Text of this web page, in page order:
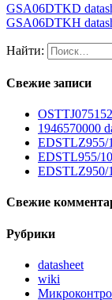
GSA06DTKD
GSA06DTKH
Найти:
Свежие записи
1946570000
EDSTLZ955/
EDSTL955/
EDSTLZ950/
Свежие
Рубрики
datasheet
wiki